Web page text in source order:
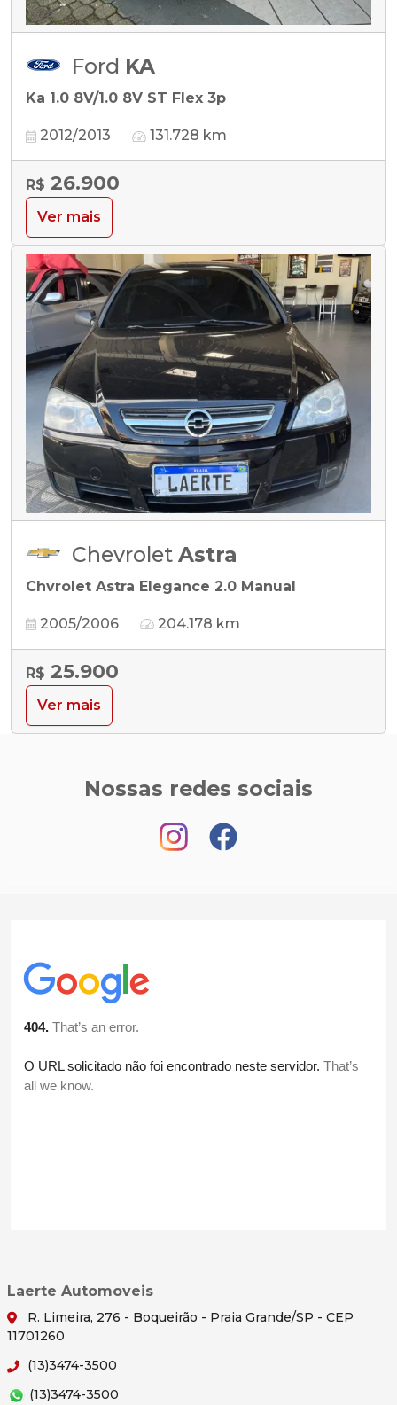
Ford KA
Ka 1.0 8V/1.0 8V ST Flex 3p
2012/2013 131.728 km
R$ 26.900
Ver mais
Chevrolet Astra
Chvrolet Astra Elegance 2.0 Manual
2005/2006 204.178 km
R$ 25.900
Ver mais
Nossas redes sociais
Laerte Automoveis
R. Limeira, 276 - Boqueirão - Praia Grande/SP - CEP
11701260
(13)3474-3500
(13)3474-3500